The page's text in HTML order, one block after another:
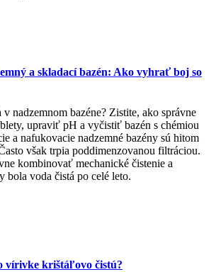
a skladací bazén: Ako vyhrať boj so
v nadzemnom bazéne? Zistite, ako správne
upraviť pH a vyčistiť bazén s chémiou
a nafukovacie nadzemné bazény sú hitom
však trpia poddimenzovanou filtráciou.
kombinovať mechanické čistenie a
bola voda čistá po celé leto.
vírivke krištáľovo čistú?